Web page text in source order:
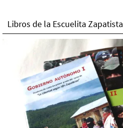
Libros de la Escuelita Zapatista